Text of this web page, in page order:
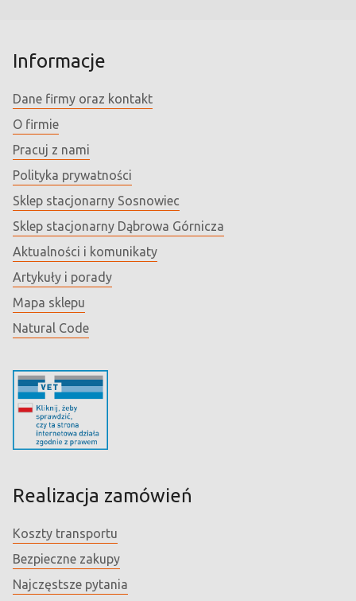
Informacje
Dane firmy oraz kontakt
O firmie
Pracuj z nami
Polityka prywatności
Sklep stacjonarny Sosnowiec
Sklep stacjonarny Dąbrowa Górnicza
Aktualności i komunikaty
Artykuły i porady
Mapa sklepu
Natural Code
Realizacja zamówień
Koszty transportu
Bezpieczne zakupy
Najczęstsze pytania